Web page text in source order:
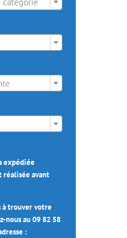
expédiée
réalisée avant
à trouver votre
nous au 09 82 58
: